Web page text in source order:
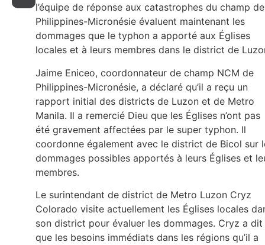
l’équipe de réponse aux catastrophes du champ de
Philippines-Micronésie évaluent maintenant les
dommages que le typhon a apporté aux Églises
locales et à leurs membres dans le district de
Jaime Eniceo, coordonnateur de champ NCM de
Philippines-Micronésie, a déclaré qu’il a reçu un
rapport initial des districts de Luzon et de Metro
Manila. Il a remercié Dieu que les Églises n’ont pas
été gravement affectées par le super typhon. Il
coordonne également avec le district de Bicol sur
dommages possibles apportés à leurs Églises et
membres.
Le surintendant de district de Metro Luzon Cryz
Colorado visite actuellement les Églises locales
son district pour évaluer les dommages. Cryz a dit
que les besoins immédiats dans les régions qu’il a